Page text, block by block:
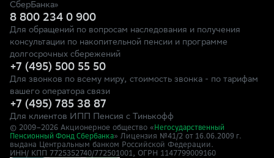
СберБанка»
8 800 234 0 900
Для обращений по вопросам наследования и получения
консультации по накопительной пенсии и программе
долгосрочных сбережений
+7 (495) 500 55 50
Для звонков по всему миру, стоимость звонка - по тарифам
вашего оператора связи
+7 (495) 785 38 87
Для клиентов ИПП Пенсия с Тинькофф
© 2009–2026 Акционерное общество « Негосударственный
Пенсионный Фонд Сбербанка» Лицензия №41/2 от 16.06.2009 г.
выдана Центральным банком Российской Федерации.
ИНН/ КПП 7725352740/772501001, ОГРН 1147799009160